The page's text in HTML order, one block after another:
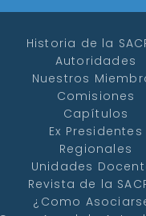
Historia de la
Autoridades
Nuestros
Comisiones
Capítulos
Ex Presidentes
Regionales
Unidades
Revista de la
¿Como